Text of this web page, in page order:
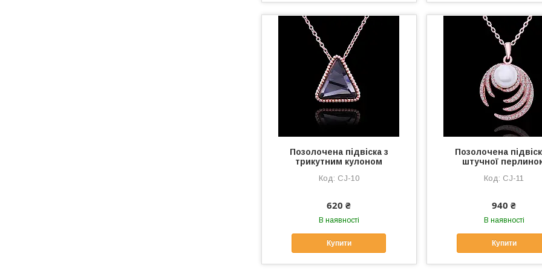
Позолочена підвіска з
трикутним кулоном
СJ-10
620 ₴
В наявності
Купити
Позолочена
штучної
СJ-11
940 ₴
В наявності
Купити